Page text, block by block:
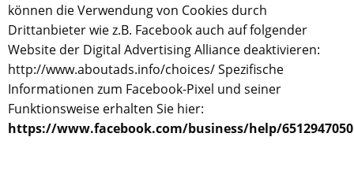
können die Verwendung von Cookies durch
Drittanbieter wie z.B. Facebook auch auf folgender
Website der Digital Advertising Alliance deaktivieren:
http://www.aboutads.info/choices/ Spezifische
Informationen zum Facebook-Pixel und seiner
Funktionsweise erhalten Sie hier:
https://www.facebook.com/business/help/